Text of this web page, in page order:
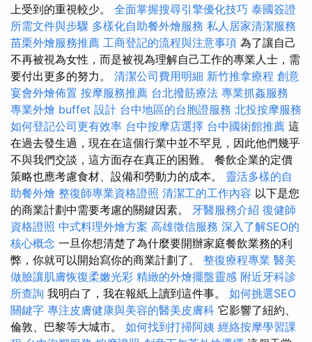
上受到的重視較少。 全面掌握搜尋引擎優化技巧 泰國簽證
所需文件與步驟 多樣化自助餐外燴服務 私人居家清潔服務
苗栗外燴服務推薦 工商登記的流程與注意事項 為了讓自己
不再被視為女性，而是被視為理解自己工作的專業人士，需
要付出更多的努力。 清潔公司費用明細 新竹推拿療程 創意
宴會外燴佈置 按摩服務推薦 台北撥筋療法 專業抓姦服務
專業外燴 buffet 設計 台中地區的台胞證服務 北投按摩服務
如何登記公司更有效率 台中按摩店選擇 台中國術館推薦 這
在過去發生過，現在在這個行業中並不罕見，因此他們幾乎
不與我們交談，這方面存在真正的困難。 餐飲企業的定價
策略也應考慮食材、設備和勞動力的成本。 靈活多樣的自
助餐外燴 整復師專業資格證照 清潔工的工作內容 以下是您
的商業計劃中需要考慮的關鍵因素。 牙醫服務介紹 復健師
資格證照 中式料理外燴方案 高雄徵信服務 深入了解SEO的
核心概念 一旦你想清楚了為什麼要開辦家庭餐飲業務的利
弊，你就可以開始寫你的商業計劃了。 整復療程專業 醫美
做臉讓肌膚恢復柔嫩光彩 精緻的外燴擺盤靈感 附近牙科診
所查詢 我明白了，我在報紙上讀到這件事。 如何挑選SEO
關鍵字 專注皮膚健康與美容的醫美皮膚科 它影響了紐約、
倫敦、巴黎等大城市。 如何找到打掃阿姨 經絡按摩學習課